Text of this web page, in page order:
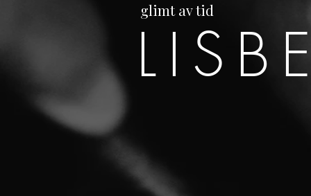
glimt av tid